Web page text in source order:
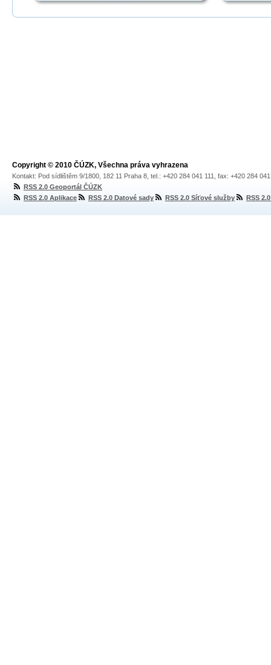
Copyright © 2010 ČÚZK, Všechna práva vyhrazena
Kontakt: Pod sídlištěm 9/1800, 182 11 Praha 8, tel.: +420 284 041 111, fax: +420 284
RSS 2.0 Geoportál ČÚZK
RSS 2.0 Aplikace
RSS 2.0 Datové sady RSS 2.0 Síťové služby RSS